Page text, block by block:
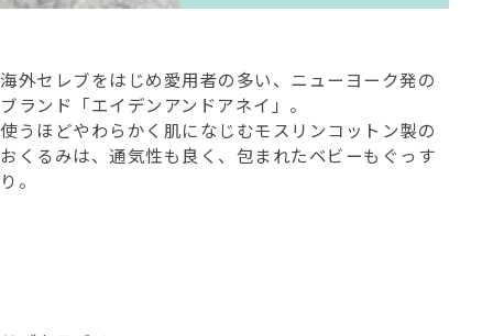
海外セレブをはじめ愛用者の多い、ニューヨーク発の
ブランド「エイデンアンドアネイ」。
使うほどやわらかく肌になじむモスリンコットン製の
おくるみは、通気性も良く、包まれたベビーもぐっす
り。